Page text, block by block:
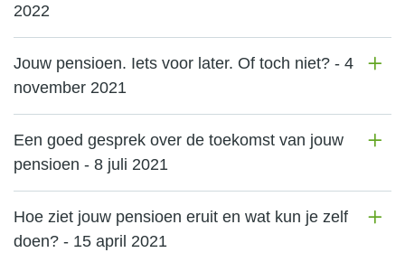
2022
Jouw pensioen. Iets voor later. Of toch niet? - 4
november 2021
Een goed gesprek over de toekomst van jouw
pensioen - 8 juli 2021
Hoe ziet jouw pensioen eruit en wat kun je zelf
doen? - 15 april 2021